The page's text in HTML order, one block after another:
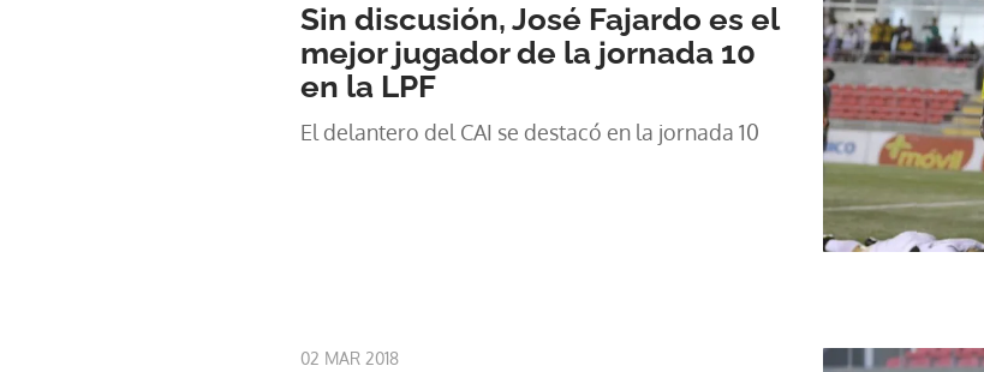
Sin discusión, José Fajardo es el
mejor jugador de la jornada 10
en la LPF
El delantero del CAI se destacó en la jornada 10
02 MAR 2018